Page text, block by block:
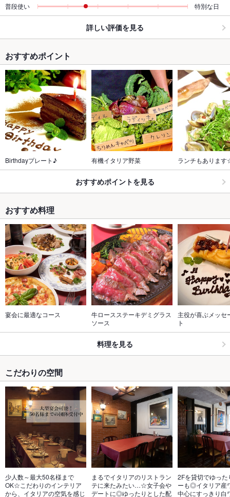
普段使い
特別な日
詳しい評価を見る
おすすめポイント
Birthdayプレート♪ 有機イタリア野菜 ランチもありま
おすすめポイントを見る
おすすめ料理
宴会に最適なコース
牛ロースステーキデミグラス
ソース
主役が喜ぶメッセ
ト
料理を見る
こだわりの空間
少人数～最大50名様まで
OK☆こだわりのインテリア
から、イタリアの空気を感じ
まるでイタリアのリストラン
テに来たみたい…☆女子会や
デートに◎ゆったりとした配
2Fを貸切でゆった
ーも◎イタリア産
中心にすっきり白